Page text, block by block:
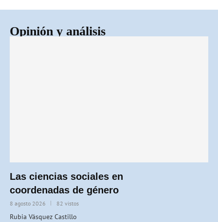
Opinión y análisis
Las ciencias sociales en
coordenadas de género
8 agosto 2026 82 vistos
Rubia Vásquez Castillo